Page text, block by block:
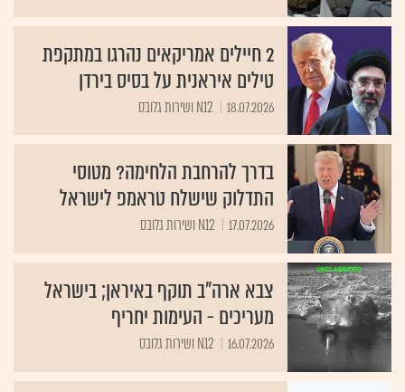
2 חיילים אמריקאים נהרגו במתקפת
טילים איראנית על בסיס בירדן
18.07.2026 N12 ושירות גלובס
בדרך להרחבת הלחימה? מטוסי
התדלוק שישלח טראמפ לישראל
17.07.2026 N12 ושירות גלובס
צבא ארה"ב תוקף באיראן; בישראל
מעריכים - העימות יחריף
16.07.2026 N12 ושירות גלובס